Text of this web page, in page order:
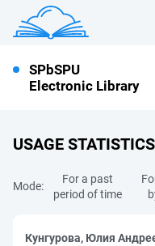
SPbSPU
Electronic Library
USAGE STATISTICS
Mode:
For a past
period of time
Кунгурова, Юлия